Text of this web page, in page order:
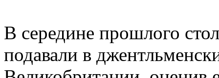
В середине прошлого
подавали в